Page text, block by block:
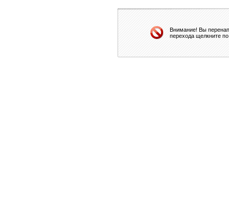
Внимание! Вы
перехода щелкните